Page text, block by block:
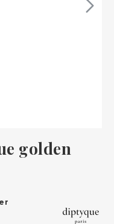
golden